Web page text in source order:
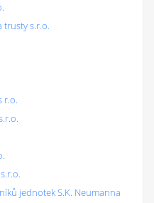
trusty s.r.o.
r.o.
jednotek S.K. Neumanna